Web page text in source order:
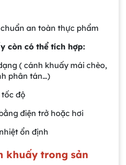
an toàn thực phẩm
còn có thể tích hợp:
( cánh khuấy mái chèo,
phân tán…)
tốc độ
điện trở hoặc hơi
ổn định
khuấy trong sản